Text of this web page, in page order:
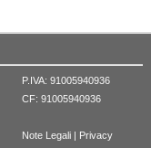
P.IVA: 91005940936
CF: 91005940936
Note Legali | Privacy